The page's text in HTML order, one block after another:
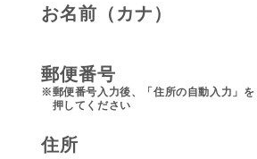
お名前（カナ）
郵便番号
※郵便番号入力後、「住所の自動入力」を
押してください
住所